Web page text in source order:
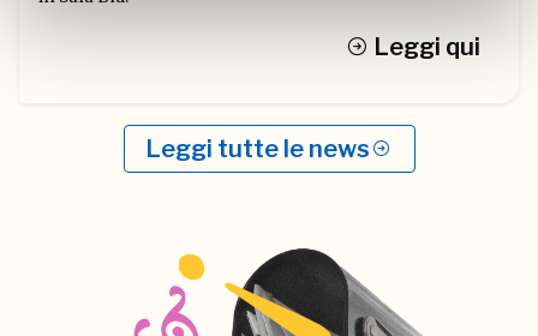
Leggi qui
Leggi tutte le news